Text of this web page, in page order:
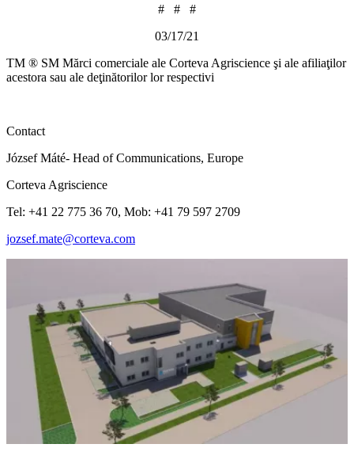
# # #
03/17/21
TM ® SM Mărci comerciale ale Corteva Agriscience şi ale afiliaţilor
acestora sau ale deţinătorilor lor respectivi
Contact
József Máté- Head of Communications, Europe
Corteva Agriscience
Tel: +41 22 775 36 70, Mob: +41 79 597 2709
jozsef.mate@corteva.com